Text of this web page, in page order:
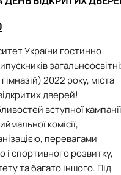
України гостинно
2022 року, міста
дверей!
вступної кампанії
комісії,
перевагами
спортивного розвитку,
та багато іншого. Під